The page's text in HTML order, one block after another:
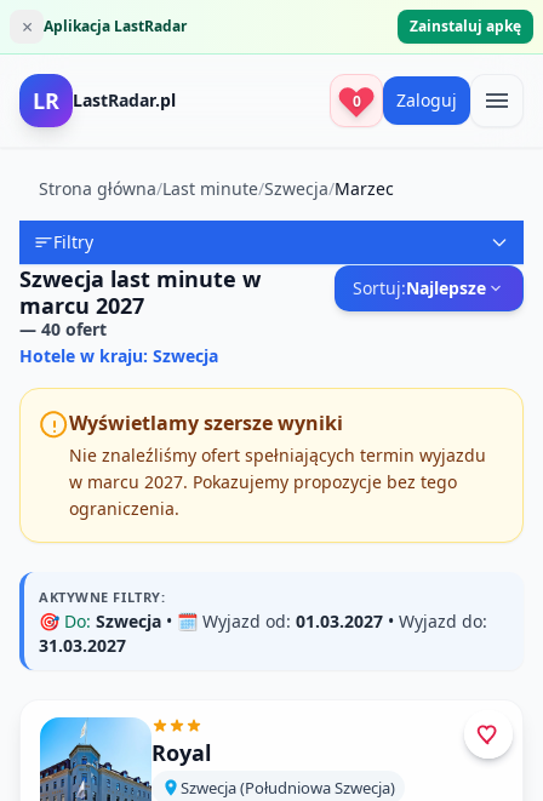
× Aplikacja LastRadar Zainstaluj apkę
LR LastRadar.pl 0 Zaloguj
Strona główna/Last minute/Szwecja/Marzec
Filtry
Szwecja last minute w
marcu 2027
— 40 ofert
Sortuj:Najlepsze
Hotele w kraju: Szwecja
Wyświetlamy szersze wyniki
Nie znaleźliśmy ofert spełniających termin wyjazdu
w marcu 2027. Pokazujemy propozycje bez tego
ograniczenia.
AKTYWNE FILTRY:
🎯 Do: Szwecja • 🗓️ Wyjazd od: 01.03.2027 • Wyjazd do:
31.03.2027
Royal
Szwecja (Południowa Szwecja)